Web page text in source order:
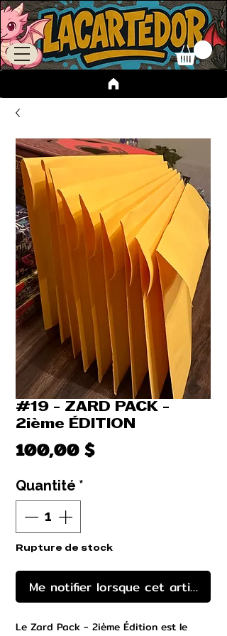
#19 - ZARD PACK -
2ième ÉDITION
100,00 $Prix
Quantité *
Rupture de stock
Me notifier lorsque cet article est
Le Zard Pack - 2ième Édition est le